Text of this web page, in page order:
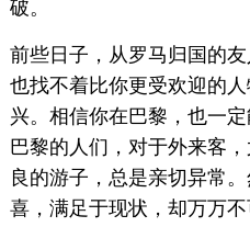
破。
前些日子，从罗马归国的
也找不着比你更受欢迎的
兴。相信你在巴黎，也一
巴黎的人们，对于外来客
良的游子，总是亲切异常
喜，满足于现状，却万万